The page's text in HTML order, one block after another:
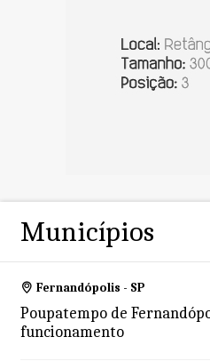
Municípios
Fernandópolis - SP
Poupatempo de
funcionamento